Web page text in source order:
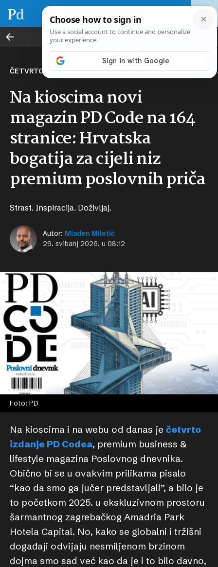
PD Code
ČETVRTO IZDANJE
Na kioscima novi
magazin PD Code na 164
stranice: Hrvatska
bogatija za cijeli niz
premium poslovnih priča
Strast. Inspiracija. Doživljaj.
Autor: Mladen Miletić
29. svibanj 2026. u 08:12
Foto: PD
Na kioscima i na webu od danas je četvrto
izdanje PD Codea, premium business &
lifestyle magazina Poslovnog dnevnika.
Obično bi se u ovakvim prilikama pisalo
“kao da smo ga jučer predstavljali”, a bilo je
to početkom 2025. u ekskluzivnom prostoru
šarmantnog zagrebačkog Amadria Park
Hotela Capital. No, kako se globalni i tržišni
događaji odvijaju nesmiljenom brzinom
dojma smo sad već kao da je i to bilo davno,